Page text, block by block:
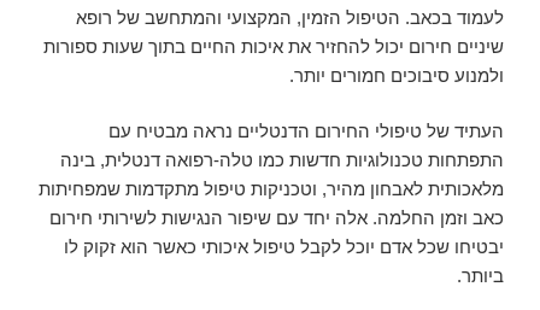
לעמוד בכאב. הטיפול הזמין, המקצועי והמתחשב של רופא
שיניים חירום יכול להחזיר את איכות החיים בתוך שעות ספורות
ולמנוע סיבוכים חמורים יותר.
העתיד של טיפולי החירום הדנטליים נראה מבטיח עם
התפתחות טכנולוגיות חדשות כמו טלה-רפואה דנטלית, בינה
מלאכותית לאבחון מהיר, וטכניקות טיפול מתקדמות שמפחיתות
כאב וזמן החלמה. אלה יחד עם שיפור הנגישות לשירותי חירום
יבטיחו שכל אדם יוכל לקבל טיפול איכותי כאשר הוא זקוק לו
ביותר.